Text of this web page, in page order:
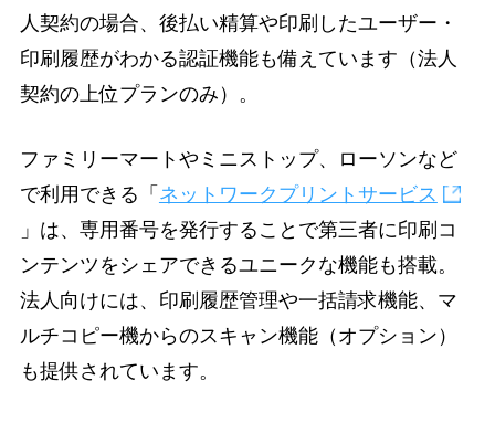
人契約の場合、後払い精算や印刷したユーザー・
印刷履歴がわかる認証機能も備えています（法人
契約の上位プランのみ）。
ファミリーマートやミニストップ、ローソンなど
で利用できる「 ネットワークプリントサービス
」は、専用番号を発行することで第三者に印刷コ
ンテンツをシェアできるユニークな機能も搭載。
法人向けには、印刷履歴管理や一括請求機能、マ
ルチコピー機からのスキャン機能（オプション）
も提供されています。